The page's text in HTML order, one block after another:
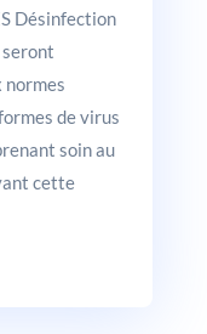
Désinfection
normes
de virus
soin au
cette